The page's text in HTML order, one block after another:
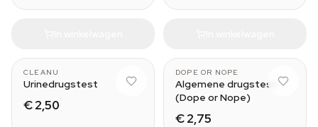
CLEANU
Urinedrugstest
€ 2,50
DOPE OR NOPE
Algemene drugstest
(Dope or Nope)
€ 2,75